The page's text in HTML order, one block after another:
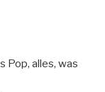
Pop, alles, was